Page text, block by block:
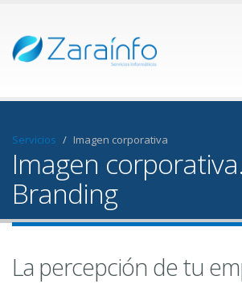
Servicios Imagen corporativa
Imagen corporativa.
Branding
La percepción de tu